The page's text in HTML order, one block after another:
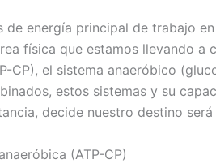
de energía principal de trabajo
física que estamos llevando a
CP), el sistema anaeróbico
estos sistemas y su
decide nuestro destino
(ATP-CP)